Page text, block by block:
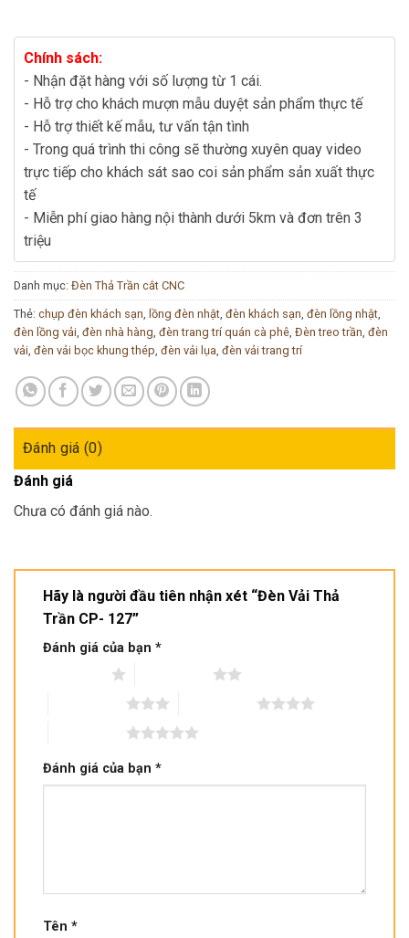
Chính sách:
- Nhận đặt hàng với số lượng từ 1 cái.
- Hỗ trợ cho khách mượn mẫu duyệt sản phẩm thực tế
- Hỗ trợ thiết kế mẫu, tư vấn tận tình
- Trong quá trình thi công sẽ thường xuyên quay video
trực tiếp cho khách sát sao coi sản phẩm sản xuất thực
tế
- Miễn phí giao hàng nội thành dưới 5km và đơn trên 3
triệu
Danh mục: Đèn Thả Trần cắt CNC
Thẻ: chụp đèn khách sạn lồng đèn nhật đèn khách sạn đèn lồng nhật
đèn lồng vải đèn nhà hàng đèn trang trí quán cà phê Đèn treo trần đèn
vải đèn vải bọc khung thép đèn vải lụa đèn vải trang trí
Đánh giá (0)
Đánh giá
Chưa có đánh giá nào.
Hãy là người đầu tiên nhận xét “Đèn Vải Thả
Trần CP- 127”
Đánh giá của bạn *
Đánh giá của bạn *
Tên *